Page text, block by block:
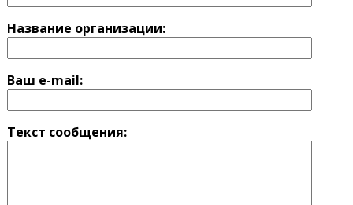
Название оргaнизации:
Ваш e-mail:
Текст сообщения: